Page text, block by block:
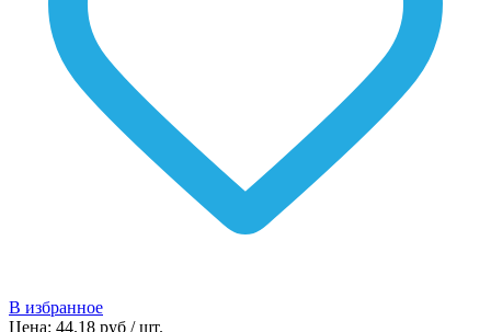
В избранное
Цена: 44.18 руб / шт.